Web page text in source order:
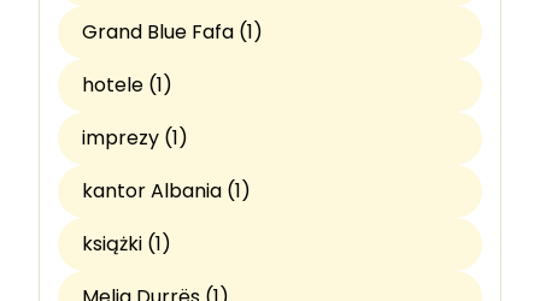
Grand Blue Fafa (1)
hotele (1)
imprezy (1)
kantor Albania (1)
książki (1)